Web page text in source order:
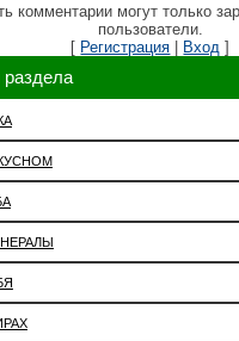
комментарии могут только
пользователи.
[ Регистрация | Вход ]
раздела